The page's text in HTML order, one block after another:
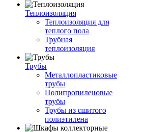
Теплоизоляция
Теплоизоляция для
теплого пола
Трубная
теплоизоляция
Трубы
Металлопластиковые
трубы
Полипропиленовые
трубы
Трубы из сшитого
полиэтилена